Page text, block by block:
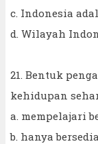
c. Indonesia
d. Wilayah
21. Bentuk
kehidupan
a. mempelajari
b. hanya